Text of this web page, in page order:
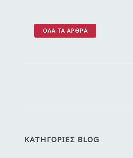
ΌΛΑ ΤΑ ΆΡΘΡΑ
ΚΑΤΗΓΟΡΙΕΣ BLOG